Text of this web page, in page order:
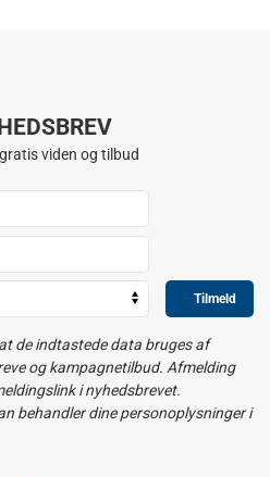
viden og tilbud
Tilmeld
de indtastede data bruges af
og kampagnetilbud. Afmelding
i nyhedsbrevet.
behandler dine personoplysninger i